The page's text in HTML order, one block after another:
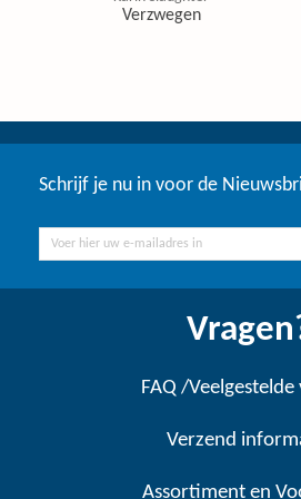
Verzwegen
Schrijf je nu in voor de
FAQ /Veelgestelde
Verzend
Assortiment en